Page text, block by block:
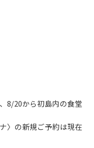
8/20から初島内の食堂
〉の新規ご予約は現在